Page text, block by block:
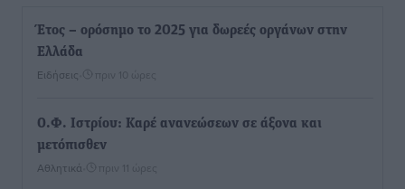
Έτος – ορόσημο το 2025 για δωρεές οργάνων στην
Ελλάδα
Ειδήσεις πριν 10 ώρες
Ο.Φ. Ιστρίου: Καρέ ανανεώσεων σε άξονα και
μετόπισθεν
Αθλητικά πριν 11 ώρες